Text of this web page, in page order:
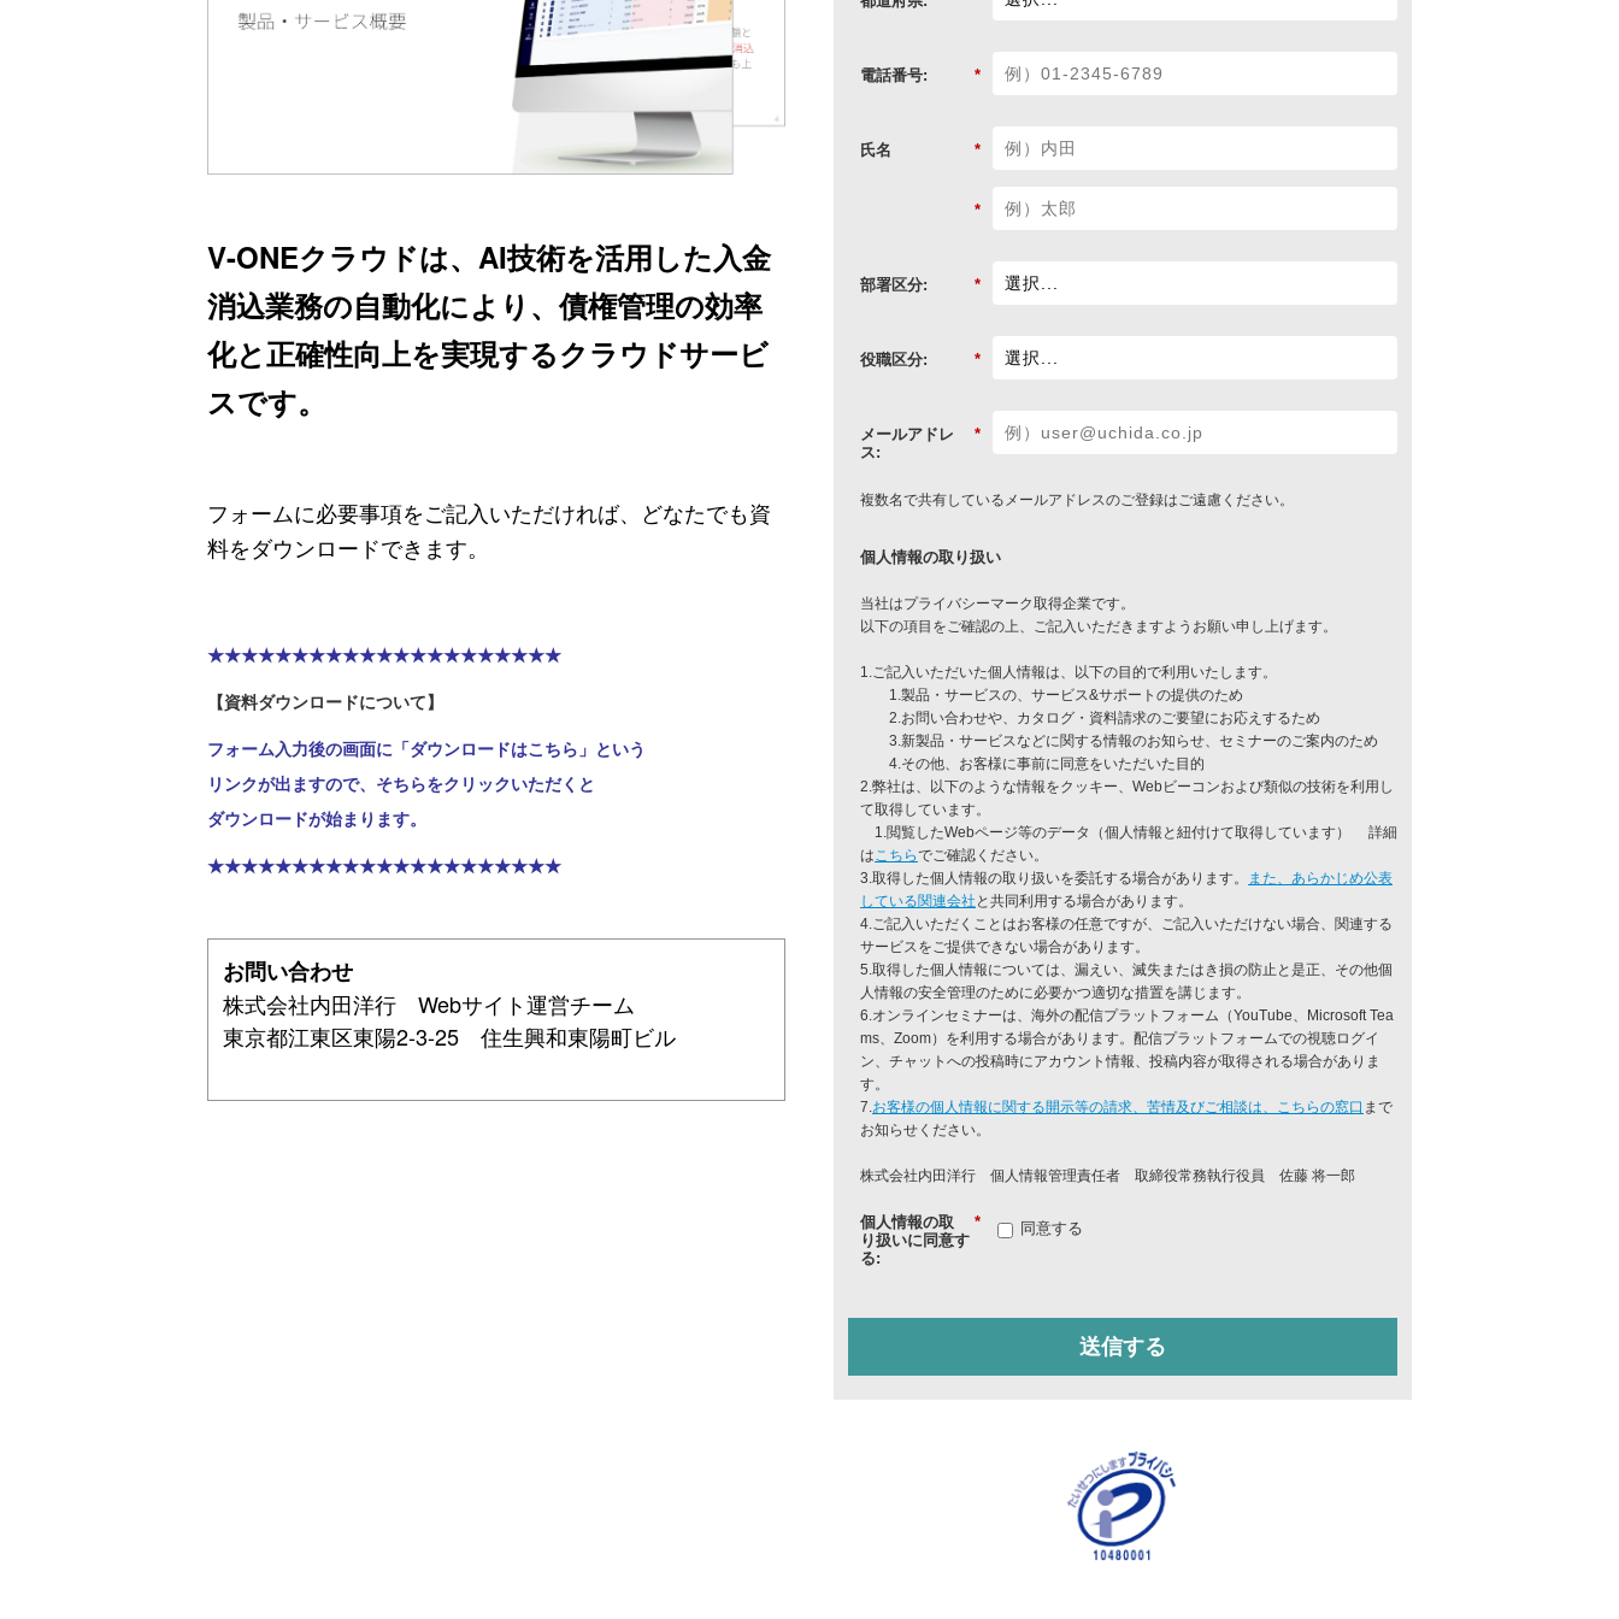
V-ONEクラウドは、AI技術を活用した入金
消込業務の自動化により、債権管理の効率
化と正確性向上を実現するクラウドサービ
スです。
フォームに必要事項をご記入いただければ、どなたでも資
料をダウンロードできます。
★★★★★★★★★★★★★★★★★★★★★
【資料ダウンロードについて】
フォーム入力後の画面に「ダウンロードはこちら」という
リンクが出ますので、そちらをクリックいただくと
ダウンロードが始まります。
★★★★★★★★★★★★★★★★★★★★★
お問い合わせ
株式会社内田洋行 Webサイト運営チーム
東京都江東区東陽2-3-25 住生興和東陽町ビル
*
電話番号:
*
氏名
*
*
部署区分:
*
役職区分:
*
メールアドレ
ス:
複数名で共有しているメールアドレスのご登録はご遠慮ください。
個人情報の取り扱い
当社はプライバシーマーク取得企業です。
以下の項目をご確認の上、ご記入いただきますようお願い申し上げます。
1.ご記入いただいた個人情報は、以下の目的で利用いたします。
1.製品・サービスの、サービス&サポートの提供のため
2.お問い合わせや、カタログ・資料請求のご要望にお応えするため
3.新製品・サービスなどに関する情報のお知らせ、セミナーのご案内のため
4.その他、お客様に事前に同意をいただいた目的
2.弊社は、以下のような情報をクッキー、Webビーコンおよび類似の技術を利用し
て取得しています。
1.閲覧したWebページ等のデータ（個人情報と紐付けて取得しています） 詳細
はこちらでご確認ください。
3.取得した個人情報の取り扱いを委託する場合があります。
また、あらかじめ公表
している関連会社 と共同利用する場合があります。
4.ご記入いただくことはお客様の任意ですが、ご記入いただけない場合、関連する
サービスをご提供できない場合があります。
5.取得した個人情報については、漏えい、滅失またはき損の防止と是正、その他個
人情報の安全管理のために必要かつ適切な措置を講じます。
6.オンラインセミナーは、海外の配信プラットフォーム（YouTube、Microsoft Tea
ms、Zoom）を利用する場合があります。配信プラットフォームでの視聴ログイ
ン、チャットへの投稿時にアカウント情報、投稿内容が取得される場合がありま
す。
7.お客様の個人情報に関する開示等の請求、苦情及びご相談は、こちらの窓口 まで
お知らせください。
株式会社内田洋行 個人情報管理責任者 取締役常務執行役員 佐藤 将一郎
*
個人情報の取
り扱いに同意す
る:
同意する
送信する